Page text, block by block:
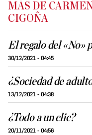
MÁS DE
CIGOÑA
El regalo del «No»
30/12/2021 - 04:45
¿Sociedad de
13/12/2021 - 04:38
¿Todo a un clic?
20/11/2021 - 04:56